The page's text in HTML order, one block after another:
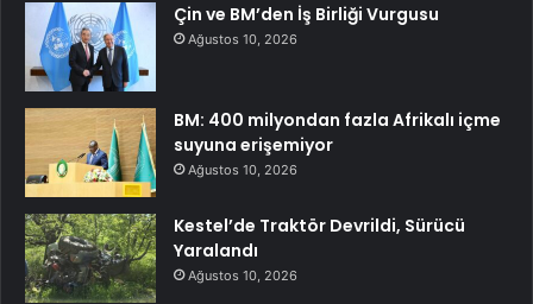
Çin ve BM’den İş Birliği Vurgusu
Ağustos 10, 2026
BM: 400 milyondan fazla Afrikalı içme
suyuna erişemiyor
Ağustos 10, 2026
Kestel’de Traktör Devrildi, Sürücü
Yaralandı
Ağustos 10, 2026